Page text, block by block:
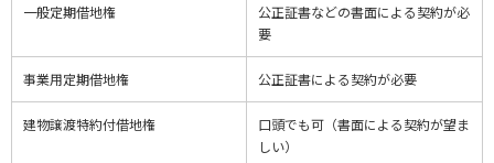
一般定期借地権
公正証書などの書面による契約が必
要
事業用定期借地権 公正証書による契約が必要
建物譲渡特約付借地権
口頭でも可（書面による契約が望ま
しい）